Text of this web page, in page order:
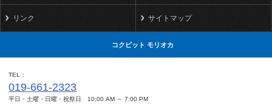
リンク サイトマップ
コクピット モリオカ
TEL
019-661-2323
平日・土曜・日曜・祝祭日 10:00 AM ～ 7:00 PM